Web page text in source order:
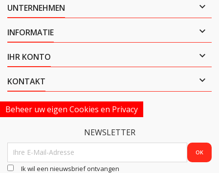
UNTERNEHMEN 
INFORMATIE 
IHR KONTO 
KONTAKT 
Beheer uw eigen Cookies en Privacy
NEWSLETTER
Ik wil een nieuwsbrief ontvangen